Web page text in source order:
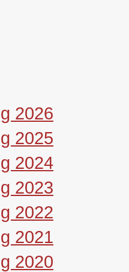
2026
2025
2024
2023
2022
2021
2020